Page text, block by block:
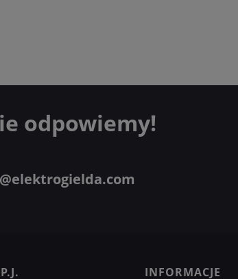
odpowiemy!
INFORMACJE